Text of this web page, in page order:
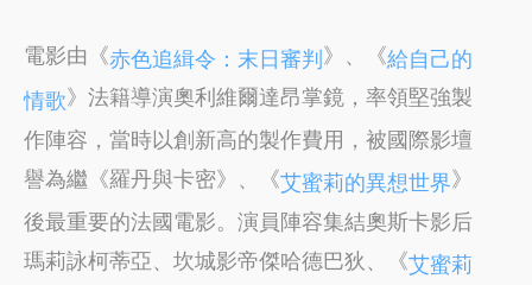
電影由《赤色追緝令：末日審判》、《給自己的
情歌》法籍導演奧利維爾達昂掌鏡，率領堅強製
作陣容，當時以創新高的製作費用，被國際影壇
譽為繼《羅丹與卡密》、《艾蜜莉的異想世界》
後最重要的法國電影。演員陣容集結奧斯卡影后
瑪莉詠柯蒂亞、坎城影帝傑哈德巴狄、《艾蜜莉